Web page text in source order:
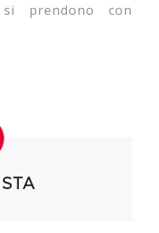
prendono con